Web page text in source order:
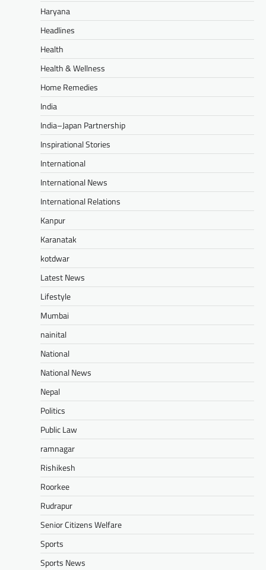
Haryana
Headlines
Health
Health & Wellness
Home Remedies
India
India–Japan Partnership
Inspirational Stories
International
International News
International Relations
Kanpur
Karanatak
kotdwar
Latest News
Lifestyle
Mumbai
nainital
National
National News
Nepal
Politics
Public Law
ramnagar
Rishikesh
Roorkee
Rudrapur
Senior Citizens Welfare
Sports
Sports News